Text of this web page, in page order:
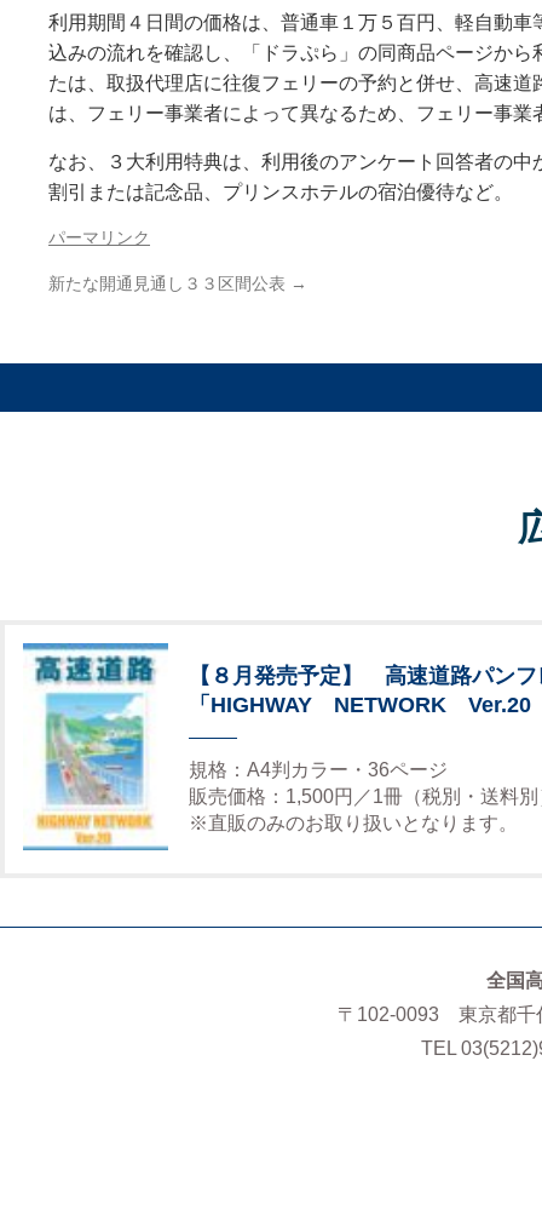
利用期間４日間の価格は、普通車１万５百円、軽自動
込みの流れを確認し、「ドラぷら」の同商品ページか
たは、取扱代理店に往復フェリーの予約と併せ、高速
は、フェリー事業者によって異なるため、フェリー事業
なお、３大利用特典は、利用後のアンケート回答者の
割引または記念品、プリンスホテルの宿泊優待など。
パーマリンク
新たな開通見通し３３区間公表 →
【８月発売予定】 高速道路パンフ
「HIGHWAY NETWORK Ver.20
規格：A4判カラー・36ページ
販売価格：1,500円／1冊（税別・送料別
※直販のみのお取り扱いとなります。
全国
〒102-0093 東京都千
TEL